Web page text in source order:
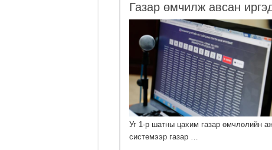
Газар өмчилж авсан
Уг 1-р шатны цахим газар өмчлөлийн
системээр газар …